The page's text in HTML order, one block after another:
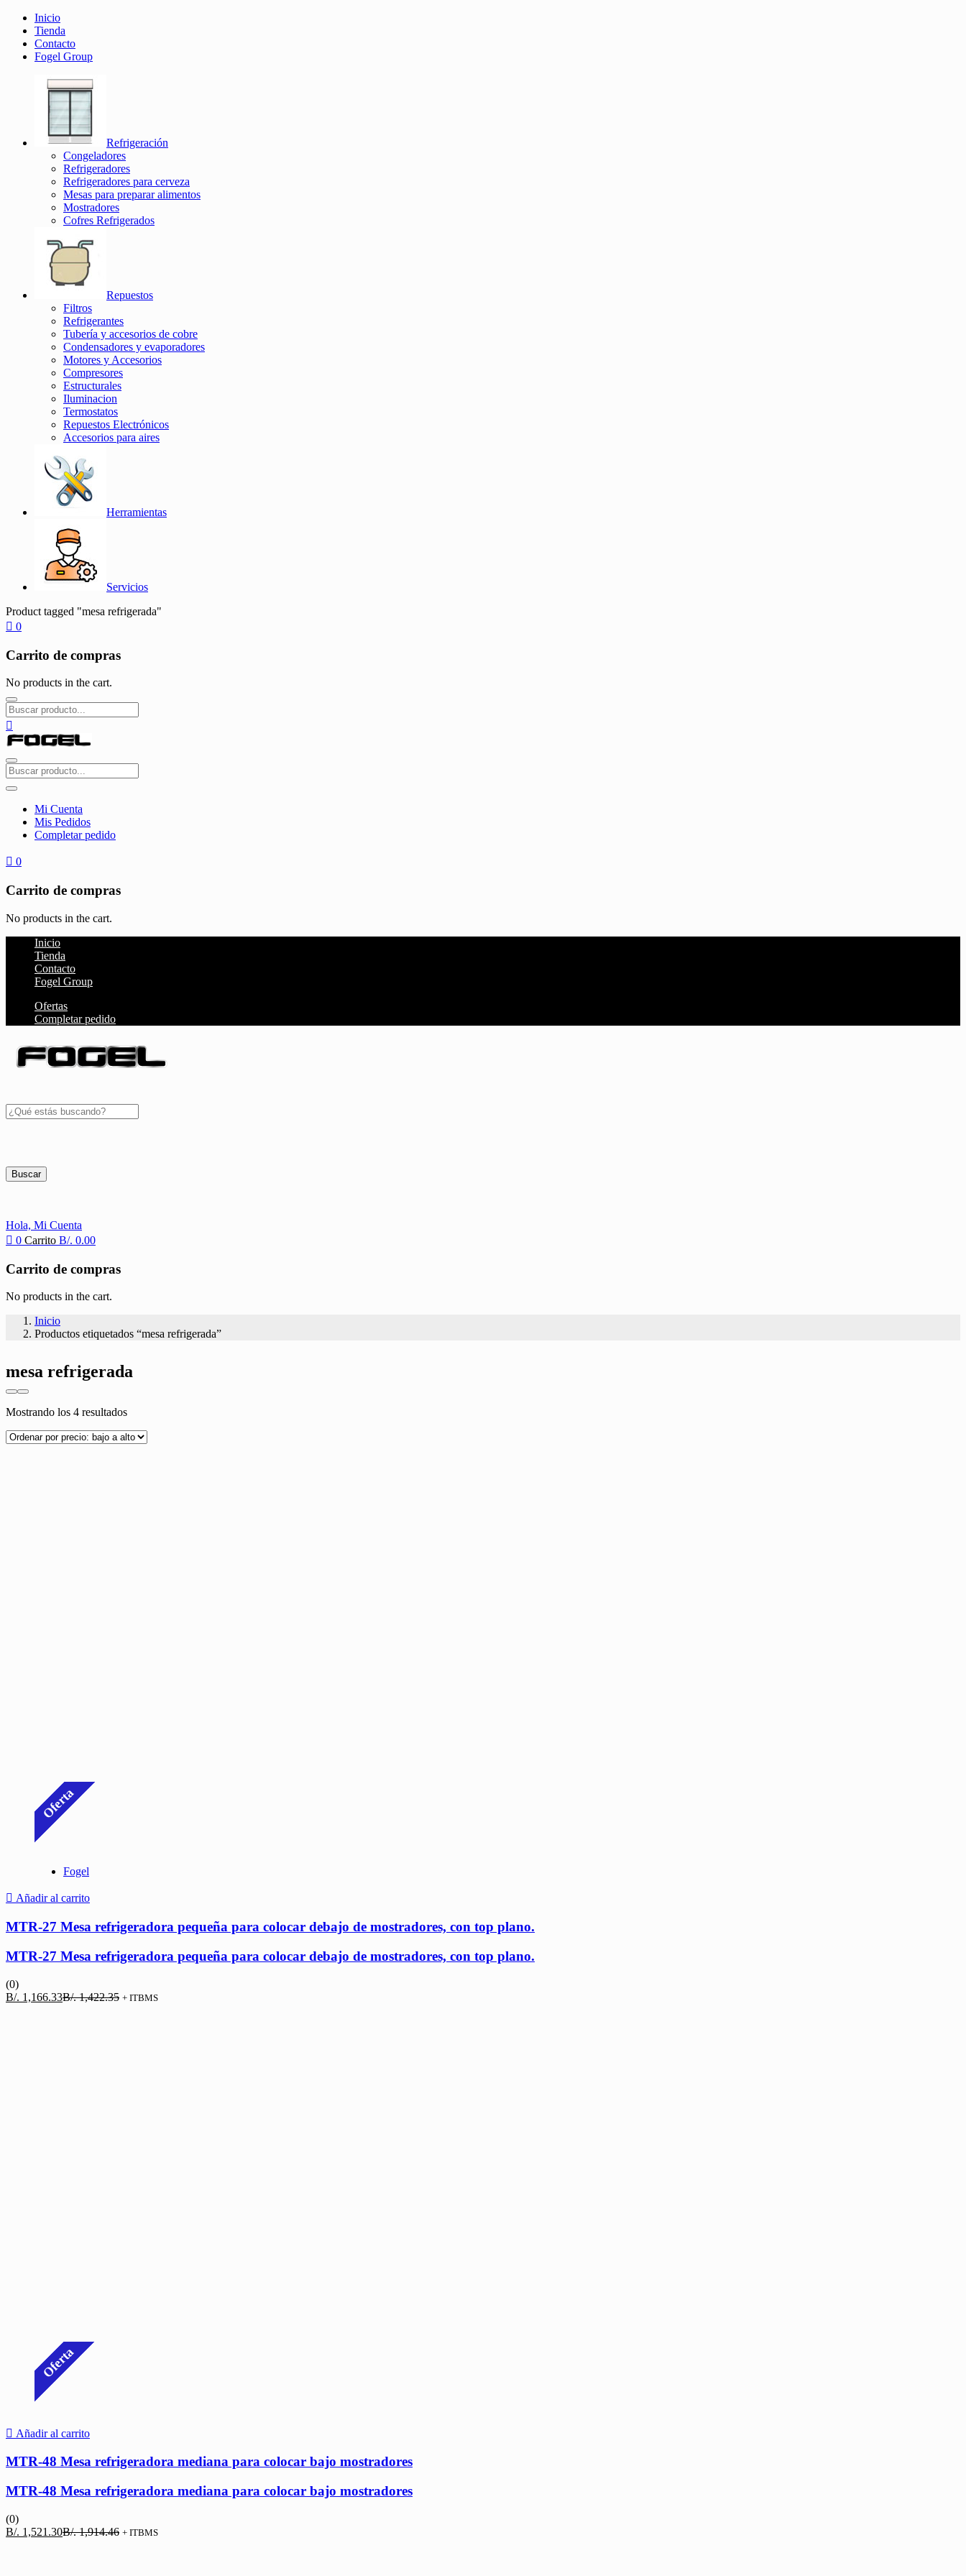
Inicio
Tienda
Contacto
Fogel Group
Refrigeración
Congeladores
Refrigeradores
Refrigeradores para cerveza
Mesas para preparar alimentos
Mostradores
Cofres Refrigerados
Repuestos
Filtros
Refrigerantes
Tubería y accesorios de cobre
Condensadores y evaporadores
Motores y Accesorios
Compresores
Estructurales
Iluminacion
Termostatos
Repuestos Electrónicos
Accesorios para aires
Herramientas
Servicios
Product tagged "mesa refrigerada"
0
Carrito de compras
No products in the cart.
Mi Cuenta
Mis Pedidos
Completar pedido
0
Carrito de compras
No products in the cart.
Inicio
Tienda
Contacto
Fogel Group
Ofertas
Completar pedido
Buscar
Hola, Mi Cuenta
0 Carrito B/. 0.00
Carrito de compras
No products in the cart.
Inicio
Productos etiquetados “mesa refrigerada”
mesa refrigerada
Mostrando los 4 resultadosOrdenado
precio:
Oferta
Fogel
Añadir al carrito
MTR-27 Mesa refrigeradora pequeña para colocar debajo de mostradores, con top plano.
MTR-27 Mesa refrigeradora pequeña para colocar debajo de mostradores, con top plano.
(0)
B/. 1,166.33El
B/.1,422.35 El
+ ITBMS
Oferta
Añadir al carrito
MTR-48 Mesa refrigeradora mediana para colocar bajo mostradores
MTR-48 Mesa refrigeradora mediana para colocar bajo mostradores
(0)
B/. 1,521.30El
B/.1,914.46 El
+ ITBMS